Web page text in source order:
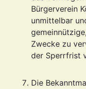
Bürgerverein
unmittelbar
Zwecke zu
der Sperrfrist
Die